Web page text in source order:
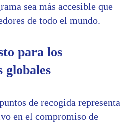
sea más accesible que
de todo el mundo.
para los
globales
de recogida representa
en el compromiso de